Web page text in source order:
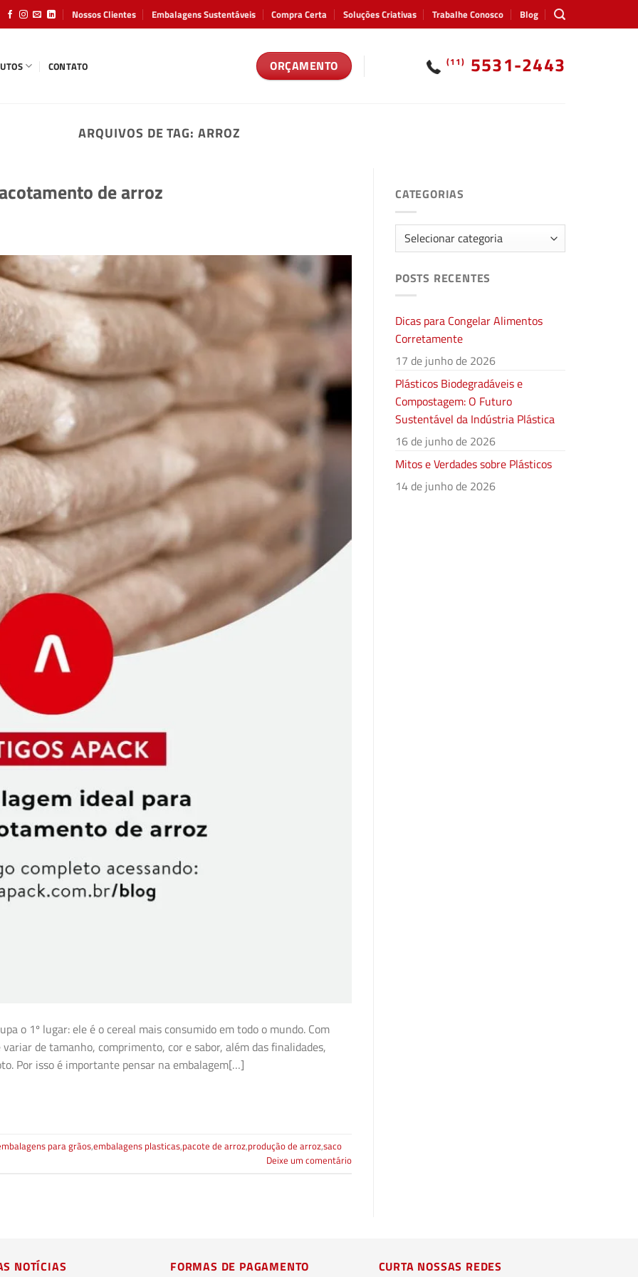
Nossos Clientes Embalagens Sustentáveis Compra Certa Soluções Criativas Trabalhe Conosco Blog
CONTATO ORÇAMENTO (11) 5531-2443
ARQUIVOS DE TAG:ARROZ
de arroz
o 1º lugar: ele é o cereal mais consumido em todo o mundo. Com
de tamanho, comprimento, cor e sabor, além das finalidades,
Por isso é importante pensar na embalagem[…]
para grãos,embalagens plasticas,pacote de arroz,produção de arroz,saco
Deixe um comentário
CATEGORIAS
Categorias
POSTS RECENTES
Dicas para Congelar Alimentos
Corretamente
17 de junho de 2026
Plásticos Biodegradáveis e
Compostagem: O Futuro
Sustentável da Indústria Plástica
16 de junho de 2026
Mitos e Verdades sobre Plásticos
14 de junho de 2026
NOTÍCIAS FORMAS DE PAGAMENTO CURTA NOSSAS REDES